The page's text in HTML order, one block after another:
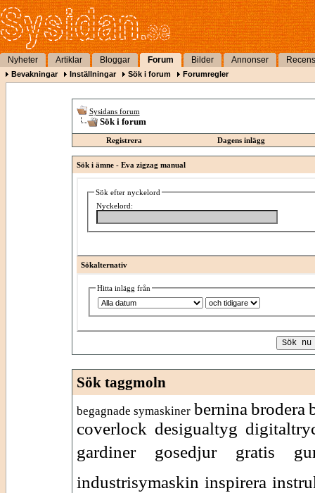
Nyheter Artiklar Bloggar Forum Bilder Annonser
Bevakningar Inställningar Sök i forum Forumregler
Sysidans forum
Sök i forum
Registrera Dagens inlägg
Sök i ämne - Eva zigzag manual
Sök efter nyckelord
Nyckelord:
Sökalternativ
Hitta inlägg från
Sök taggmoln
begagnade symaskiner bernina brodera
coverlock desigualtyg
gardiner
gosedjur gratis
industrisymaskin inspirera